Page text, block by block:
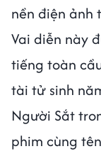
nền điện ảnh
Vai diễn này
tiếng toàn
tài tử sinh
Người Sắt
phim cùng